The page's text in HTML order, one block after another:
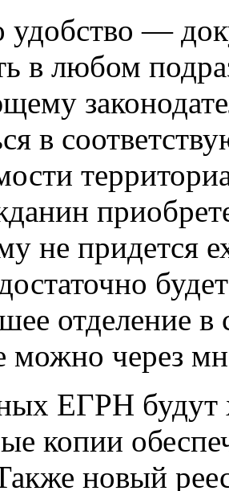
—
в любом
в
не придется
отделение в
можно через
ЕГРН будут
копии
новый